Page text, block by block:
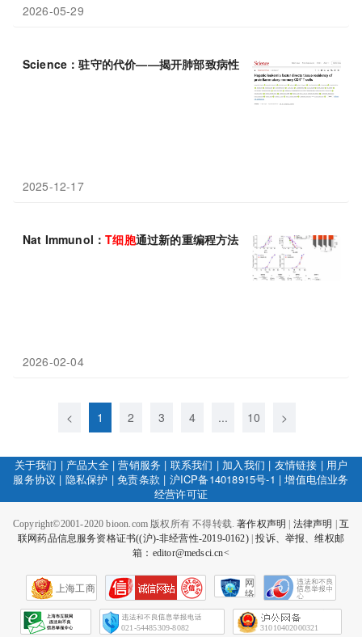
2026-05-29
Science：驻守的代价——揭开肺部致病性 记忆T 细胞的“定居”之谜
2025-12-17
Nat Immunol：T细胞通过新的重编程方法获得了更好的记忆，增
2026-02-04
< 1 2 3 4 ... 10 >
关于我们 | 产品大全|营销服务 | 联系我们 | 加入我们 | 友情链接 | 用户
服务协议 | 隐私保护 |免责条款 | 沪ICP备14018915号-1 |增值电信业务
经营许可证
Copyright©2001-2020 bioon.com 版权所有 不得转载.著作权声明 法律声明
互
联网药品信息服务资格证书((沪)-非经营性-2019-0162)|投诉、举报、维权邮
箱：editor@medsci.cn<
上海工商
网
络
会
征
021-54485309-8082 31010402000321